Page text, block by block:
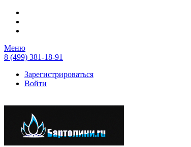
Перейти к основному содержанию
Меню
8 (499) 381-18-91
Зарегистрироваться
Войти